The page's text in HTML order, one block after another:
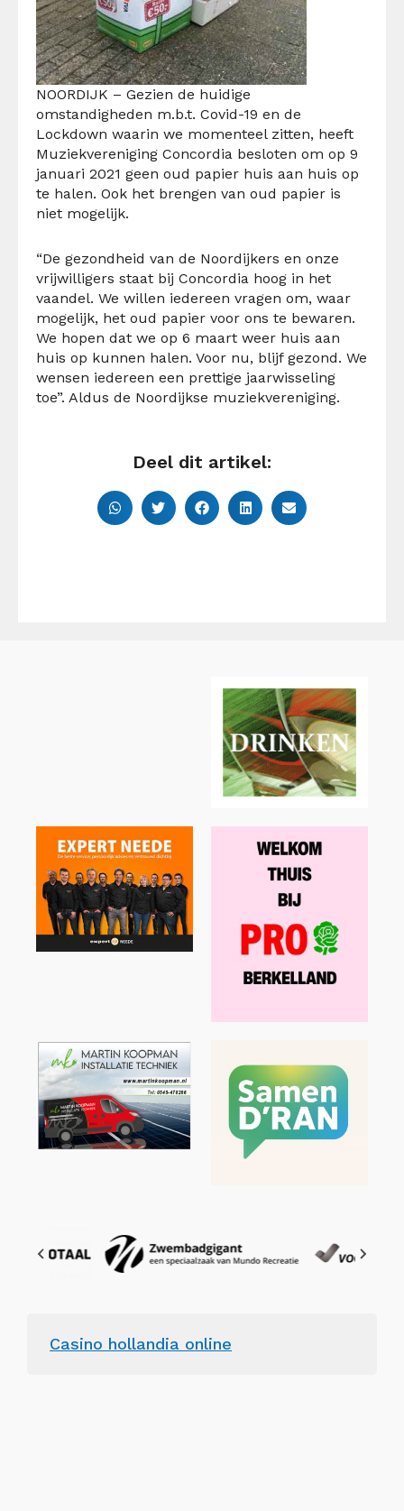
NOORDIJK – Gezien de huidige
omstandigheden m.b.t. Covid-19 en de
Lockdown waarin we momenteel zitten, heeft
Muziekvereniging Concordia besloten om op 9
januari 2021 geen oud papier huis aan huis op
te halen. Ook het brengen van oud papier is
niet mogelijk.
“De gezondheid van de Noordijkers en onze
vrijwilligers staat bij Concordia hoog in het
vaandel. We willen iedereen vragen om, waar
mogelijk, het oud papier voor ons te bewaren.
We hopen dat we op 6 maart weer huis aan
huis op kunnen halen. Voor nu, blijf gezond. We
wensen iedereen een prettige jaarwisseling
toe”. Aldus de Noordijkse muziekvereniging.
Deel dit artikel:
Casino hollandia online